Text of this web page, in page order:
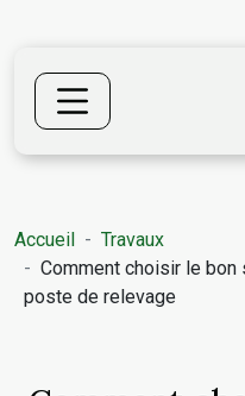
Accueil
Travaux
Comment choisir le
poste de relevage